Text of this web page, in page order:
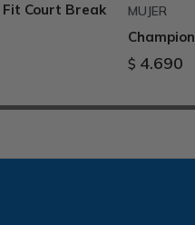
Fit Court Break
MUJER
$ 4.690